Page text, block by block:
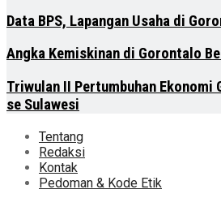
Data BPS, Lapangan Usaha di
Angka Kemiskinan di Gorontalo
Triwulan II Pertumbuhan
se Sulawesi
Tentang
Redaksi
Kontak
Pedoman & Kode Etik